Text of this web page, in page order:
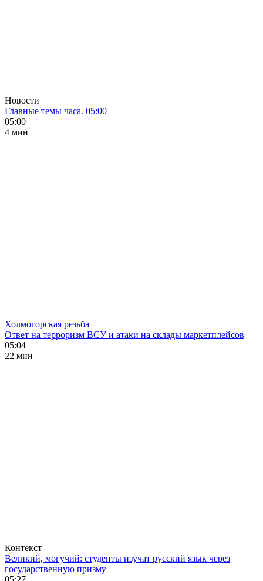
Новости
Главные темы часа. 05:00
05:00
4 мин
Холмогорская резьба
Ответ на терроризм ВСУ и атаки на склады маркетплейсов
05:04
22 мин
Контекст
Великий, могучий: студенты изучат русский язык через
государственную призму